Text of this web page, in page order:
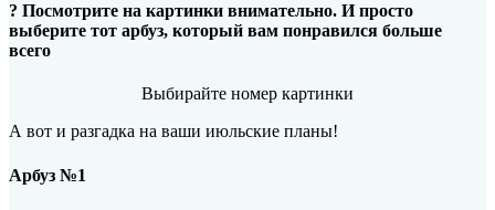
? Посмотрите на картинки внимательно. И просто
выберите тот арбуз, который вам понравился больше
всего
Выбирайте номер картинки
А вот и разгадка на ваши июльские планы!
Арбуз №1